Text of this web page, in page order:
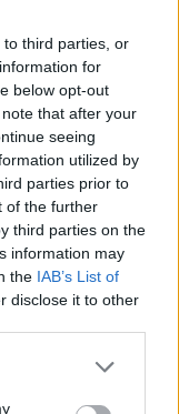
third parties, or
for
below opt-out
that after your
seeing
utilized by
parties prior to
of the further
third parties on the
information may
the IAB’s List of
disclose it to other
or more Google
You may click to
cikkei
felület
könyvjelzők
Próbálja
a Rubicon